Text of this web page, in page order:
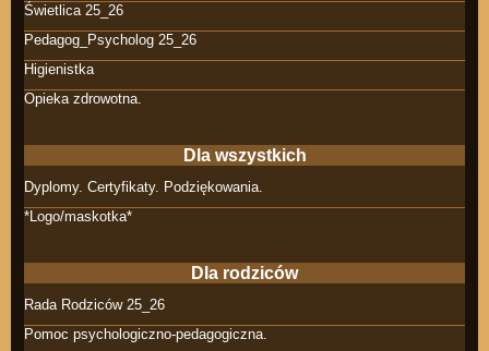
Świetlica 25_26
Pedagog_Psycholog 25_26
Higienistka
Opieka zdrowotna.
Dla wszystkich
Dyplomy. Certyfikaty. Podziękowania.
*Logo/maskotka*
Dla rodziców
Rada Rodziców 25_26
Pomoc psychologiczno-pedagogiczna.